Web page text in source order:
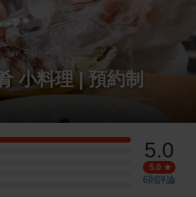
小料理 | 預約制
5.0
5.0
6則評論